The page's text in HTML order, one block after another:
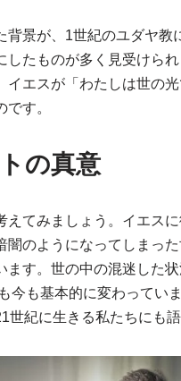
背景が、1世紀のユダヤ
したものが多く見受けら
イエスが「わたしは世の
す。
の真意
えてみましょう。イエス
闇のようになってしまっ
ます。世の中の混迷した
今も基本的に変わってい
紀に生きる私たちにも語